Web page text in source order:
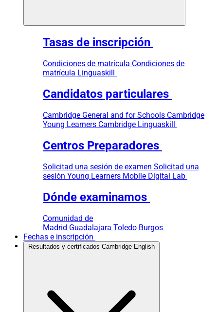
Tasas de inscripción
Condiciones de matrícula Condiciones de
matrícula Linguaskill
Candidatos particulares
Cambridge General and for Schools Cambridge
Young Learners Cambridge Linguaskill
Centros Preparadores
Solicitad una sesión de examen Solicitad una
sesión Young Learners Mobile Digital Lab
Dónde examinamos
Comunidad de
Madrid Guadalajara Toledo Burgos
Fechas e inscripción